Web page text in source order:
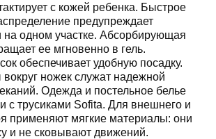
с кожей ребенка. Быстрое
предупреждает
на одном участке. Абсорбирующая
ее мгновенно в гель.
обеспечивает удобную посадку.
ножек служат надежной
Одежда и постельное белье
с трусиками Sofita. Для внешнего и
применяют мягкие материалы: они
и не сковывают движений.